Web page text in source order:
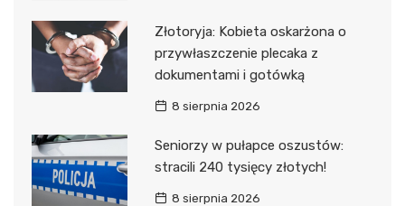
Złotoryja: Kobieta oskarżona o
przywłaszczenie plecaka z
dokumentami i gotówką
8 sierpnia 2026
Seniorzy w pułapce oszustów:
stracili 240 tysięcy złotych!
8 sierpnia 2026